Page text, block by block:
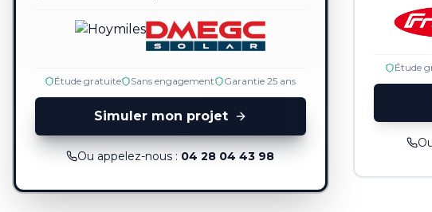
Étude gratuite Sans engagement Garantie 25 ans
Simuler mon projet
Ou appelez-nous : 04 28 04 43 98
Étude